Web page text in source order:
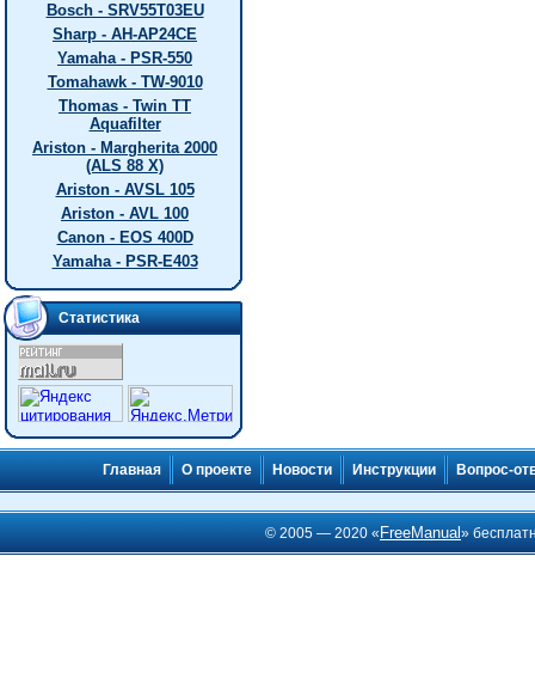
Bosch - SRV55T03EU
Sharp - AH-AP24CE
Yamaha - PSR-550
Tomahawk - TW-9010
Thomas - Twin TT
Aquafilter
Ariston - Margherita 2000
(ALS 88 X)
Ariston - AVSL 105
Ariston - AVL 100
Canon - EOS 400D
Yamaha - PSR-E403
Статистика
Главная О проекте Новости Инструкции Вопрос-
© 2005 — 2020 « FreeManual»